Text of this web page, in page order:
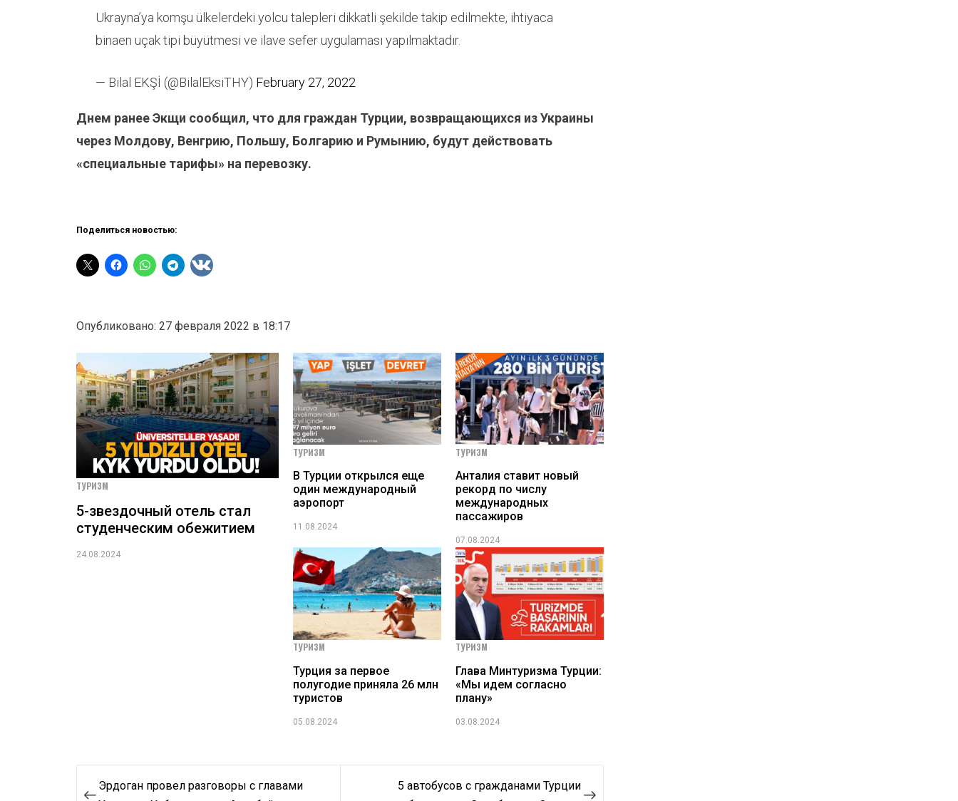
Ukrayna’ya komşu ülkelerdeki yolcu talepleri dikkatli şekilde takip edilmekte, ihtiyaca
binaen uçak tipi büyütmesi ve ilave sefer uygulaması yapılmaktadır.
— Bilal EKŞİ (@BilalEksiTHY) February 27, 2022
Днем ранее Экщи сообщил, что для граждан Турции, возвращающихся из Украины
через Молдову, Венгрию, Польшу, Болгарию и Румынию, будут действовать
«специальные тарифы» на перевозку.
Поделиться новостью:
Опубликовано: 27 февраля 2022 в 18:17
ТУРИЗМ
5-звездочный отель стал
студенческим обежитием
24.08.2024
ТУРИЗМ
В Турции открылся еще
один международный
аэропорт
11.08.2024
ТУРИЗМ
Анталия ставит новый
рекорд по числу
международных
пассажиров
07.08.2024
ТУРИЗМ
Турция за первое
полугодие приняла 26 млн
туристов
05.08.2024
ТУРИЗМ
Глава Минтуризма Турции:
«Мы идем согласно
плану»
03.08.2024
Навигация
Эрдоган провел разговоры с главами
5 автобусов с гражданами Турции